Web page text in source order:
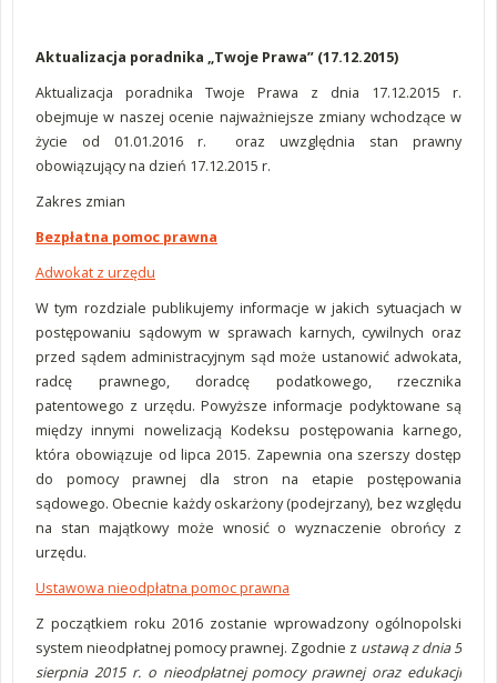
Aktualizacja poradnika „Twoje Prawa” (17.12.2015)
Aktualizacja poradnika Twoje Prawa z dnia 17.12.2015 r.
obejmuje w naszej ocenie najważniejsze zmiany wchodzące w
życie od 01.01.2016 r. oraz uwzględnia stan prawny
obowiązujący na dzień 17.12.2015 r.
Zakres zmian
Bezpłatna pomoc prawna
Adwokat z urzędu
W tym rozdziale publikujemy informacje w jakich sytuacjach w
postępowaniu sądowym w sprawach karnych, cywilnych oraz
przed sądem administracyjnym sąd może ustanowić adwokata,
radcę prawnego, doradcę podatkowego, rzecznika
patentowego z urzędu. Powyższe informacje podyktowane są
między innymi nowelizacją Kodeksu postępowania karnego,
która obowiązuje od lipca 2015. Zapewnia ona szerszy dostęp
do pomocy prawnej dla stron na etapie postępowania
sądowego. Obecnie każdy oskarżony (podejrzany), bez względu
na stan majątkowy może wnosić o wyznaczenie obrońcy z
urzędu.
Ustawowa nieodpłatna pomoc prawna
Z początkiem roku 2016 zostanie wprowadzony ogólnopolski
system nieodpłatnej pomocy prawnej. Zgodnie z ustawą z dnia 5
sierpnia 2015 r. o nieodpłatnej pomocy prawnej oraz edukacji